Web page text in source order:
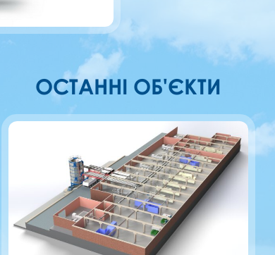
ОСТАННІ ОБ'ЄКТИ